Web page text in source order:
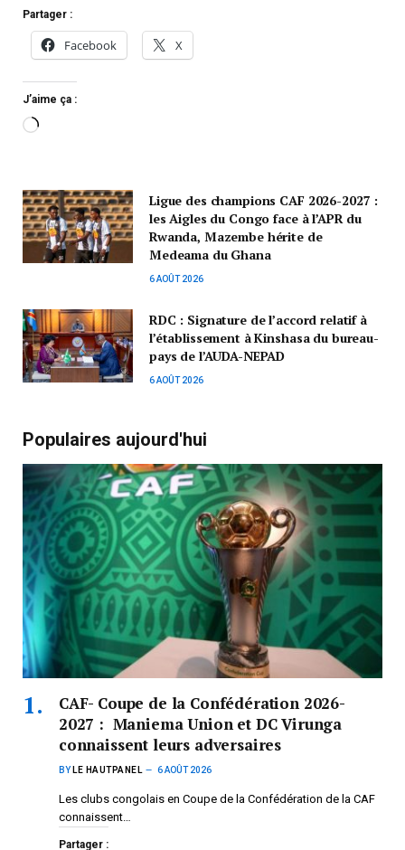
Partager :
Facebook X
J’aime ça :
Ligue des champions CAF 2026-2027 :
les Aigles du Congo face à l’APR du
Rwanda, Mazembe hérite de
Medeama du Ghana
6 AOÛT 2026
RDC : Signature de l’accord relatif à
l’établissement à Kinshasa du bureau-
pays de l’AUDA-NEPAD
6 AOÛT 2026
Populaires aujourd'hui
CAF- Coupe de la Confédération 2026-
2027 : Maniema Union et DC Virunga
connaissent leurs adversaires
BY LE HAUTPANEL 6 AOÛT 2026
Les clubs congolais en Coupe de la Confédération de la CAF
connaissent…
Partager :